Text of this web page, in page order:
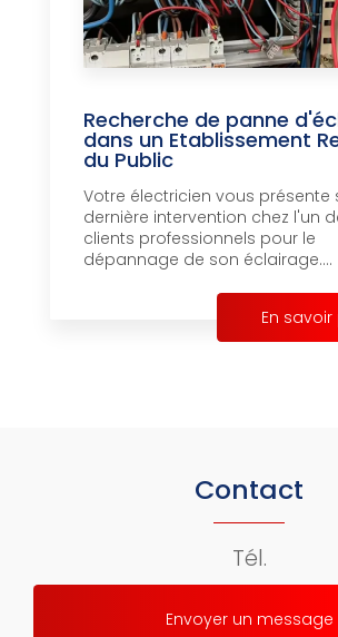
Recherche de panne
dans un Etablissement
du Public
Votre électricien vous présente
dernière intervention chez l'un
clients professionnels pour le
dépannage de son éclairage....
En savoir
Contact
Tél.
Envoyer un message